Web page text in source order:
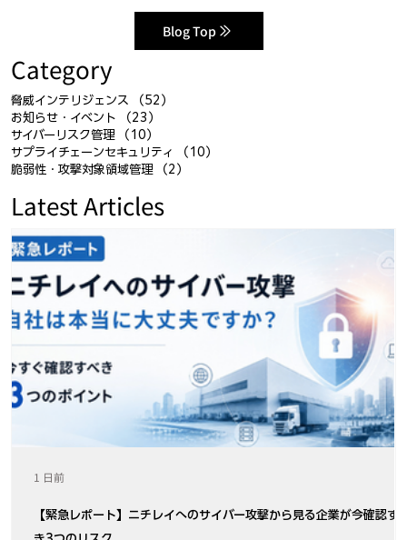
Blog Top
Category
脅威インテリジェンス （52）
お知らせ・イベント
（23）
サイバーリスク管理
（10）
サプライチェーンセキュリティ
（10）
脆弱性・攻撃対象領域管理
（2）
Latest Articles
【緊急レポート】ニチレイへのサイバー攻撃から見る企業が今確認す
1 日前